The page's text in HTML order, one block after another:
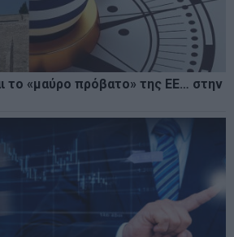
το «μαύρο πρόβατο» της ΕΕ… στην